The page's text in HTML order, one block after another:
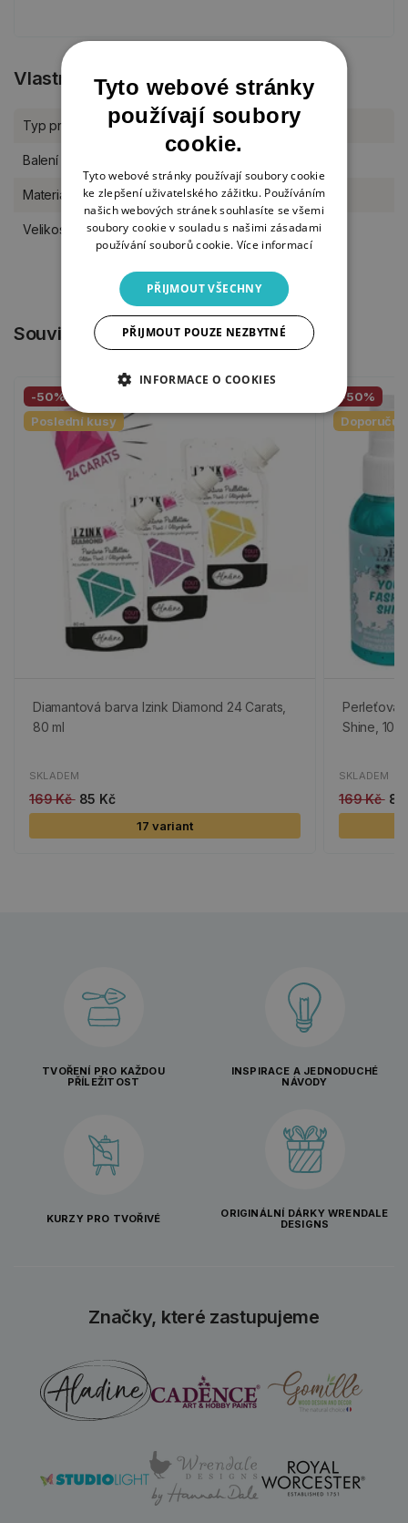
Vlastnosti produktu
Typ produktu Šablony
Balení
Materiál plast
Velikost šablony A4
Související produkty
-50%
Poslední kusy
Diamantová barva Izink Diamond 24 Carats,
80 ml
SKLADEM
169 Kč 85 Kč
17 variant
-50%
Perleťová
Shine, 100
SKLADEM
169 Kč 85
TVOŘENÍ PRO KAŽDOU
PŘÍLEŽITOST
INSPIRACE A JEDNODUCHÉ
NÁVODY
KURZY PRO TVOŘIVÉ
ORIGINÁLNÍ DÁRKY WRENDALE
DESIGNS
Značky, které zastupujeme
Tyto webové stránky
používají soubory
cookie.
Tyto webové stránky používají soubory cookie
ke zlepšení uživatelského zážitku. Používáním
našich webových stránek souhlasíte se všemi
soubory cookie v souladu s našimi zásadami
používání souborů cookie. Více informací
PŘIJMOUT VŠECHNY
PŘIJMOUT POUZE NEZBYTNÉ
INFORMACE O COOKIES